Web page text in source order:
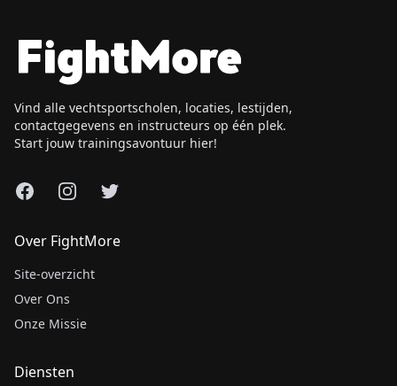
Vind alle vechtsportscholen, locaties, lestijden,
contactgegevens en instructeurs op één plek.
Start jouw trainingsavontuur hier!
FacebookInstagram
X
Over FightMore
Site-overzicht
Over Ons
Onze Missie
Diensten